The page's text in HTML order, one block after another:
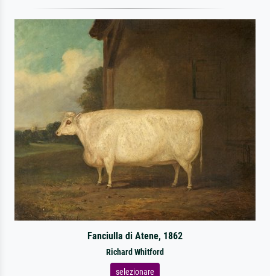
Fanciulla di Atene, 1862
Richard Whitford
selezionare